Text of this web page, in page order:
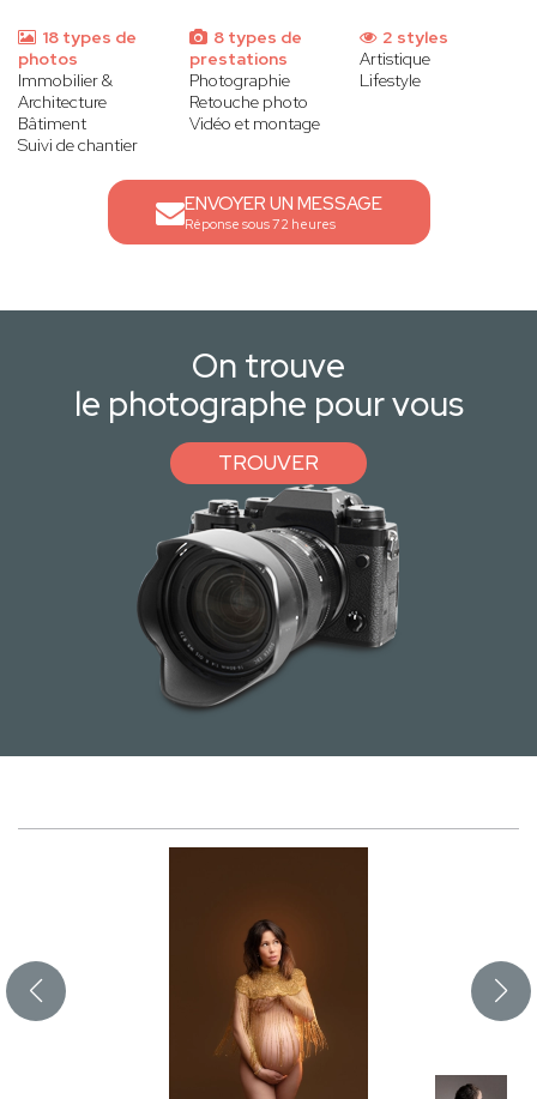
18 types de
photos
Immobilier &
Architecture
Bâtiment
Suivi de chantier
8 types de
prestations
Photographie
Retouche photo
Vidéo et montage
2 styles
Artistique
Lifestyle
ENVOYER UN MESSAGE
Réponse sous 72 heures
On trouve
le photographe pour vous
TROUVER